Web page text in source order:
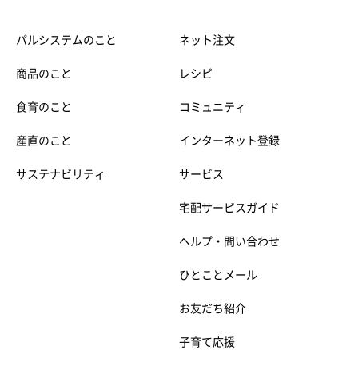
パルシステムのこと
商品のこと
食育のこと
産直のこと
サステナビリティ
ネット注文
レシピ
コミュニティ
インターネット登録
サービス
宅配サービスガイド
ヘルプ・問い合わせ
ひとことメール
お友だち紹介
子育て応援